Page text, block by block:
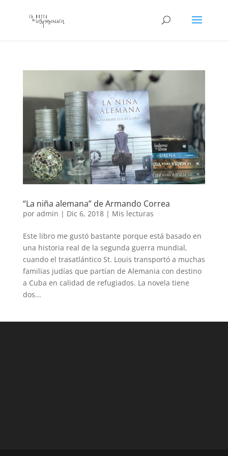
“La niña alemana” de Armando Correa
por admin | Dic 6, 2018| Mis lecturas
Este libro me gustó bastante porque está basado en
una historia real de la segunda guerra mundial,
cuando el trasatlántico St. Louis transportó a muchas
familias judías que partían de Alemania con destino
a Cuba en calidad de refugiados. La novela tiene
dos...